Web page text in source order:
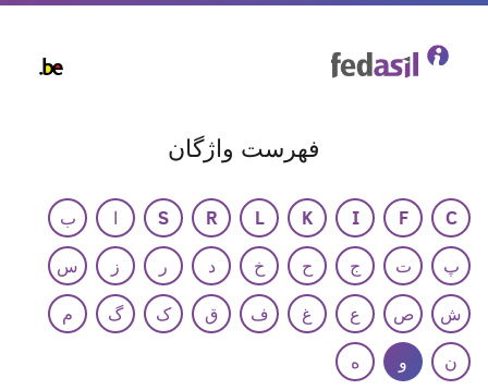
فهرست واژگان
C
F
I
K
L
R
S ا
ب
پ
ت ج ح خ د ر ز
س
ش
ص ع غ ف ق ک گ
م
ن
و ه